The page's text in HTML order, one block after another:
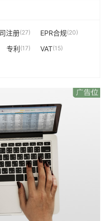
注册(27) EPR合规(20)
专利(17) VAT(15)